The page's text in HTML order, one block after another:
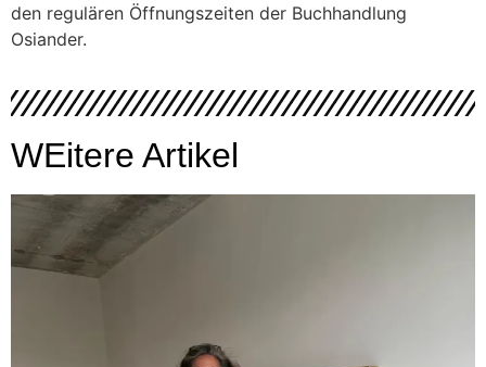
den regulären Öffnungszeiten der Buchhandlung
Osiander.
WEitere Artikel